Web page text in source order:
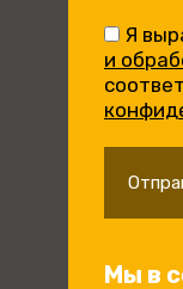
Я
и
Мы в